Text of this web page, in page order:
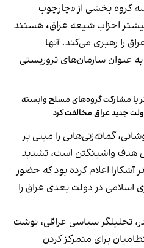
گروه بخشی از «چارچوب
احزاب شیعه عراق، هستند
را رهبری می‌کند. آنها
عنوان سازمان‌های تروریستی
با مشارکت گروه‌های مسلح وابسته
جدید عراق مخالفت کرد
گمانه‌زنی‌هایی را مبنی بر
هدف واشینگتن است، تشدید
آشکارا اعلام کرده بود که حضور
در دولت بعدی عراق را
تحلیلگر سیاسی عراقی، نوشت
برای متمرکز کردن